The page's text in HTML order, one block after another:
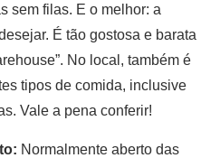
sem filas. E o melhor: a
É tão gostosa e barata
No local, também é
tipos de comida, inclusive
Vale a pena conferir!
Normalmente aberto das